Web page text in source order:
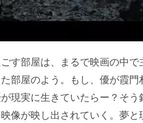
す部屋は、まるで映画の中
部屋のよう。もし、優が霞門
現実に生きていたらー？そう
像が映し出されていく。夢